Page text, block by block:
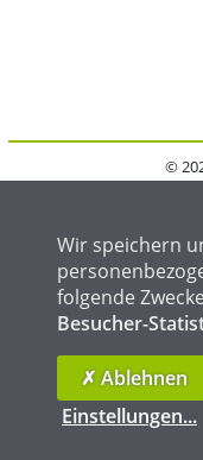
©
FAQ
Wir speichern
folgende
Besucher-
✗ Ablehnen
Einstellungen...